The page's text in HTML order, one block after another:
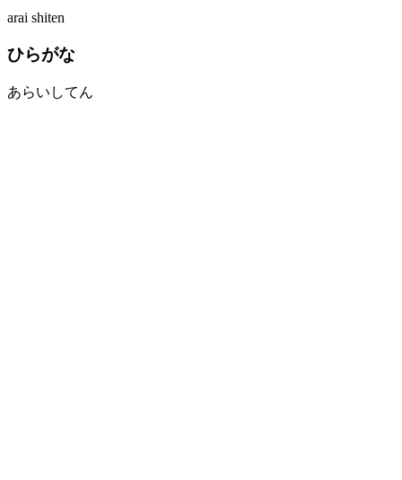
arai shiten
ひらがな
あらいしてん